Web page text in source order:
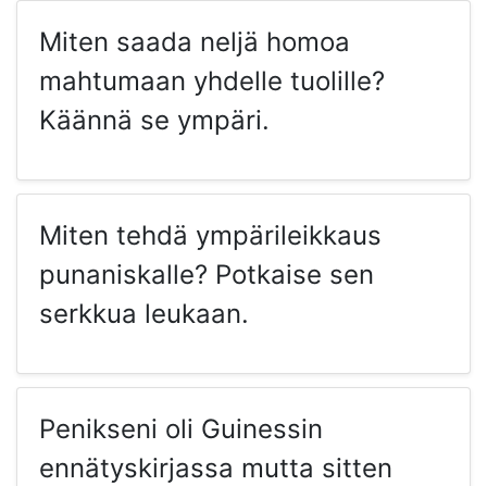
Miten saada neljä homoa
mahtumaan yhdelle tuolille?
Käännä se ympäri.
Miten tehdä ympärileikkaus
punaniskalle? Potkaise sen
serkkua leukaan.
Penikseni oli Guinessin
ennätyskirjassa mutta sitten